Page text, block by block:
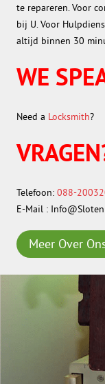
te repareren. Voor
bij U. Voor
altijd binnen 30
WE
Need a Locksmith?
Telefoon: 088-
E-Mail :
Meer Over